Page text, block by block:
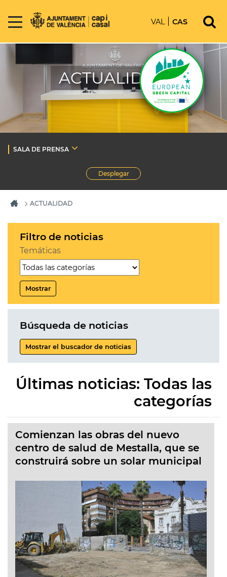
VAL CAS
ACTUALIDAD
SALA DE PRENSA
Desplegar
ACTUALIDAD
Filtro de noticias
Temáticas
Mostrar
Búsqueda de noticias
Mostrar el buscador de noticias
Últimas noticias: Todas las
categorías
Comienzan las obras del nuevo
centro de salud de Mestalla, que se
construirá sobre un solar municipal